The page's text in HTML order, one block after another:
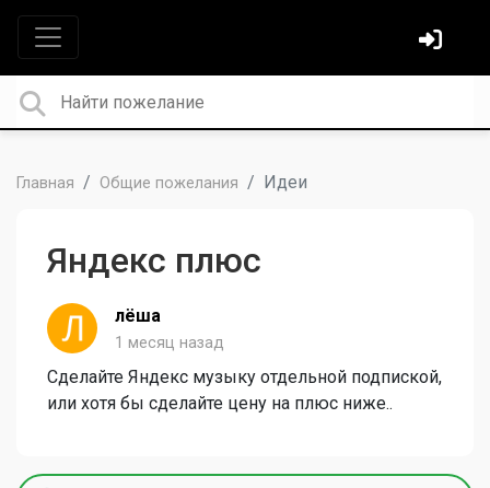
Главная Общие пожелания Идеи
Яндекс плюс
лёша
1 месяц назад
Сделайте Яндекс музыку отдельной подпиской,
или хотя бы сделайте цену на плюс ниже..